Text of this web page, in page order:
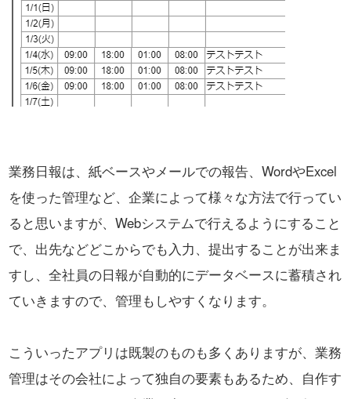
業務日報は、紙ベースやメールでの報告、WordやExcel
を使った管理など、企業によって様々な方法で行ってい
ると思いますが、 Webシステムで行えるようにすること
で、出先などどこからでも入力、提出することが出来ま
すし、 全社員の日報が自動的にデータベースに蓄積され
ていきますので、管理もしやすくなります。
こういったアプリは既製のものも多くありますが、業務
管理はその会社によって独自の要素もあるため、 自作す